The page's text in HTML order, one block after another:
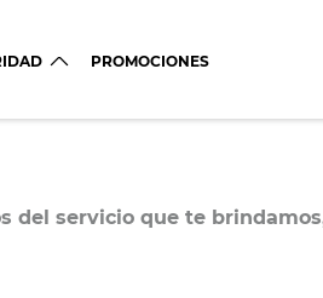
PROMOCIONES
servicio que te